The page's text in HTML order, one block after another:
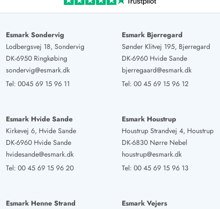
Esmark Sondervig
Lodbergsvej 18, Sondervig
DK-6950 Ringkøbing
sondervig@esmark.dk
Tel: 0045 69 15 96 11
Esmark Bjerregard
Sønder Klitvej 195, Bjerregard
DK-6960 Hvide Sande
bjerregaard@esmark.dk
Tel: 00 45 69 15 96 12
Esmark Hvide Sande
Kirkevej 6, Hvide Sande
DK-6960 Hvide Sande
hvidesande@esmark.dk
Tel: 00 45 69 15 96 20
Esmark Houstrup
Houstrup Strandvej 4, Houstrup
DK-6830 Nørre Nebel
houstrup@esmark.dk
Tel: 00 45 69 15 96 13
Esmark Henne Strand
Esmark Vejers